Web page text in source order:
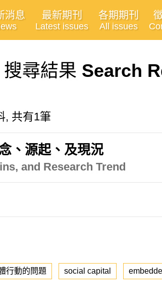
消息 最新期刊
Latest issues
各期期刊
All issues
搜尋結果 Search
, 共有1筆
、源起、及現況
and Research Trend
行動的問題 social capital